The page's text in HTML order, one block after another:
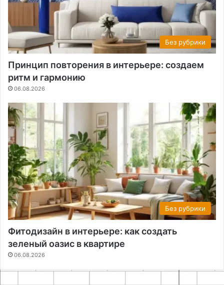
Без рубрики
Принцип повторения в интерьере: создаем
ритм и гармонию
06.08.2026
Без рубрики
Фитодизайн в интерьере: как создать
зеленый оазис в квартире
06.08.2026